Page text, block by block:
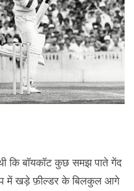
कि बॉयकॉट कुछ समझ पाते गेंद
में खड़े फ़ील्डर के बिलकुल आगे